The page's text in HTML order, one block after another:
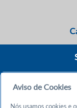
Aviso de Cookies
Nós usamos cookies e